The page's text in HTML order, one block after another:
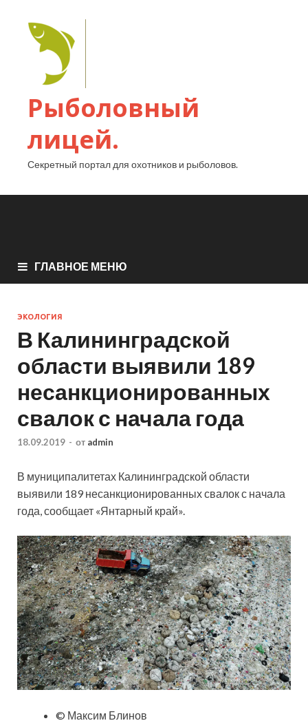
Рыболовный
лицей.
Секретный портал для охотников и рыболовов.
ГЛАВНОЕ МЕНЮ
ЭКОЛОГИЯ
В Калининградской
области выявили 189
несанкционированных
свалок с начала года
18.09.2019 - от admin
В муниципалитетах Калининградской области
выявили 189 несанкционированных свалок с начала
года, сообщает «Янтарный край».
© Максим Блинов